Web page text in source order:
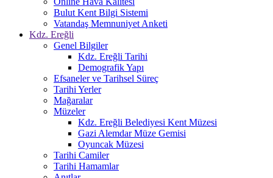
Bulut Kent Bilgi Sistemi
Vatandaş Memnuniyet Anketi
Kdz. Ereğli
Genel Bilgiler
Kdz. Ereğli Tarihi
Demografik Yapı
Efsaneler ve Tarihsel Süreç
Tarihi Yerler
Mağaralar
Müzeler
Kdz. Ereğli Belediyesi Kent Müzesi
Gazi Alemdar Müze Gemisi
Oyuncak Müzesi
Tarihi Camiler
Tarihi Hamamlar